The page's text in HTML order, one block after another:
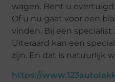
wagen. Bent u
Of u nu gaat voor een
vinden. Bij een specialist
Uiteraard kan een
zijn. En dat is natuurlijk
https://